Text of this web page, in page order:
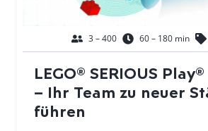
3 – 400 60 – 180 min
LEGO® SERIOUS
– Ihr Team zu neuer
führen